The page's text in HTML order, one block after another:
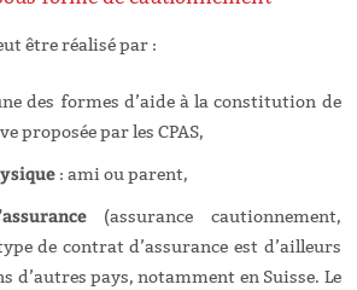
être réalisé par :
des formes d’aide à la constitution de
proposée par les CPAS,
: ami ou parent,
(assurance cautionnement,
de contrat d’assurance est d’ailleurs
d’autres pays, notamment en Suisse. Le